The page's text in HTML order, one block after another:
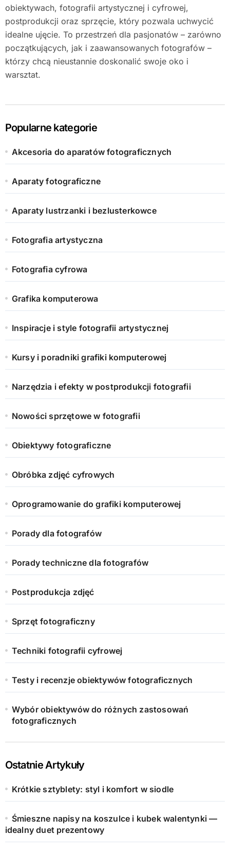
obiektywach, fotografii artystycznej i cyfrowej,
postprodukcji oraz sprzęcie, który pozwala uchwycić
idealne ujęcie. To przestrzeń dla pasjonatów – zarówno
początkujących, jak i zaawansowanych fotografów –
którzy chcą nieustannie doskonalić swoje oko i
warsztat.
Popularne kategorie
Akcesoria do aparatów fotograficznych
Aparaty fotograficzne
Aparaty lustrzanki i bezlusterkowce
Fotografia artystyczna
Fotografia cyfrowa
Grafika komputerowa
Inspiracje i style fotografii artystycznej
Kursy i poradniki grafiki komputerowej
Narzędzia i efekty w postprodukcji fotografii
Nowości sprzętowe w fotografii
Obiektywy fotograficzne
Obróbka zdjęć cyfrowych
Oprogramowanie do grafiki komputerowej
Porady dla fotografów
Porady techniczne dla fotografów
Postprodukcja zdjęć
Sprzęt fotograficzny
Techniki fotografii cyfrowej
Testy i recenzje obiektywów fotograficznych
Wybór obiektywów do różnych zastosowań
fotograficznych
Ostatnie Artykuły
Krótkie sztyblety: styl i komfort w siodle
Śmieszne napisy na koszulce i kubek walentynki —
idealny duet prezentowy